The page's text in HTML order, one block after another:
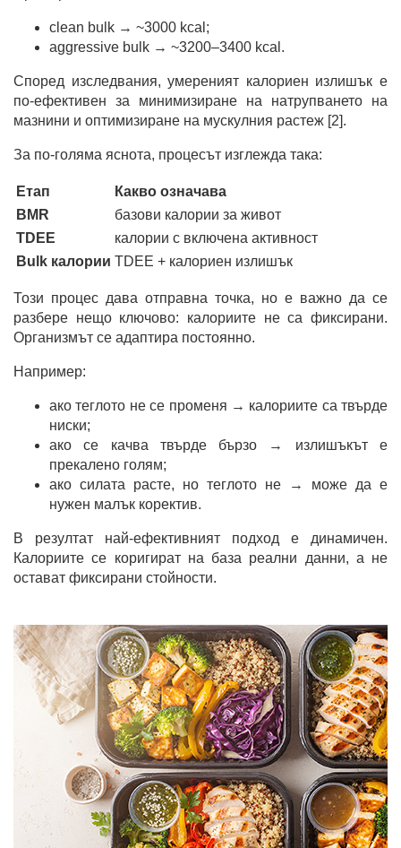
clean bulk → ~3000 kcal;
aggressive bulk → ~3200–3400 kcal.
Според изследвания, умереният калориен излишък е
по-ефективен за минимизиране на натрупването на
мазнини и оптимизиране на мускулния растеж [2].
За по-голяма яснота, процесът изглежда така:
Етап
Какво означава
BMR
базови калории за живот
TDEE
калории с включена активност
Bulk калории TDEE + калориен излишък
Този процес дава отправна точка, но е важно да се
разбере нещо ключово: калориите не са фиксирани.
Организмът се адаптира постоянно.
Например:
ако теглото не се променя → калориите са твърде
ниски;
ако се качва твърде бързо → излишъкът е
прекалено голям;
ако силата расте, но теглото не → може да е
нужен малък коректив.
В резултат най-ефективният подход е динамичен.
Калориите се коригират на база реални данни, а не
остават фиксирани стойности.